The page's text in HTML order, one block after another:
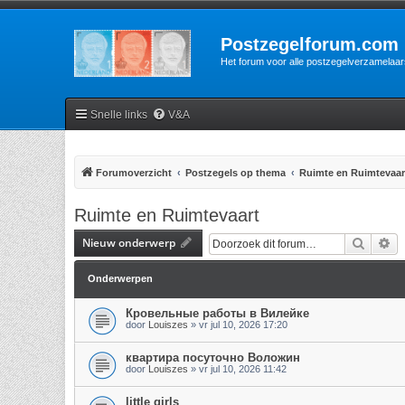
Postzegelforum.com
Het forum voor alle
Snelle links V&A
Forumoverzicht Postzegels op thema Ruimte en
Ruimte en Ruimtevaart
Nieuw onderwerp Zoek
Onderwerpen
Кровельные работы в Вилейке
door Louiszes » vr jul 10, 2026 17:20
квартира посуточно Воложин
door Louiszes » vr jul 10, 2026 11:42
little girls